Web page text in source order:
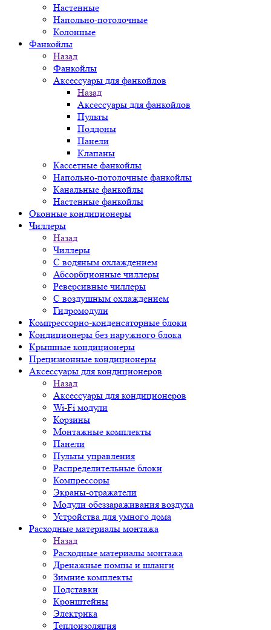
Настенные
Напольно-потолочные
Колонные
Фанкойлы
Назад
Фанкойлы
Аксессуары для фанкойлов
Назад
Аксессуары для фанкойлов
Пульты
Поддоны
Панели
Клапаны
Кассетные фанкойлы
Напольно-потолочные фанкойлы
Канальные фанкойлы
Настенные фанкойлы
Оконные кондиционеры
Чиллеры
Назад
Чиллеры
С водяным охлаждением
Абсорбционные чиллеры
Реверсивные чиллеры
С воздушным охлаждением
Гидромодули
Компрессорно-конденсаторные блоки
Кондиционеры без наружного блока
Крышные кондиционеры
Прецизионные кондиционеры
Аксессуары для кондиционеров
Назад
Аксессуары для кондиционеров
Wi-Fi модули
Корзины
Монтажные комплекты
Панели
Пульты управления
Распределительные блоки
Компрессоры
Экраны-отражатели
Модули обеззараживания воздуха
Устройства для умного дома
Расходные материалы монтажа
Назад
Расходные материалы монтажа
Дренажные помпы и шланги
Зимние комплекты
Подставки
Кронштейны
Электрика
Теплоизоляция